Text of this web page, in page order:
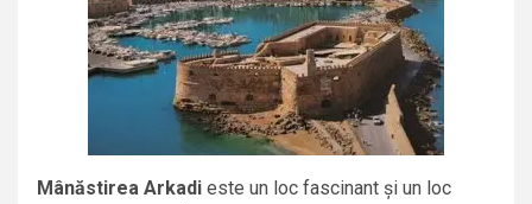
Mânăstirea Arkadi este un loc fascinant și un loc